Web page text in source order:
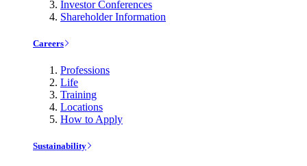
Investor Conferences
Shareholder Information
Careers
Professions
Life
Training
Locations
How to Apply
Sustainability